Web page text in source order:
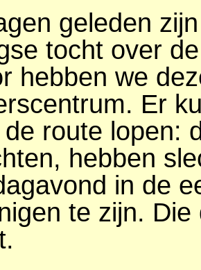
geleden
tocht over
hebben we
Er
route lopen:
hebben
in de
te zijn.